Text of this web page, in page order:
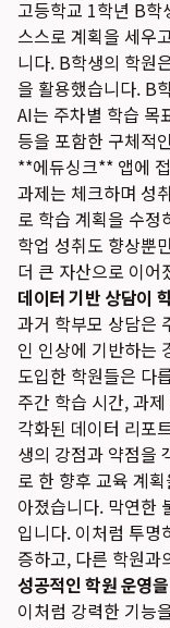
고등학교 1학년 B학
스스로 계획을 세우
니다. B학생의 학원
을 활용했습니다. B
AI는 주차별 학습 목
등을 포함한 구체적
**에듀싱크** 앱에
과제는 체크하며 성
로 학습 계획을 수정
학업 성취도 향상뿐
더 큰 자산으로 이어
데이터 기반 상담이
과거 학부모 상담은
인 인상에 기반하는
도입한 학원들은 다
주간 학습 시간, 과
각화된 데이터 리포
생의 강점과 약점을
로 한 향후 교육 계
아졌습니다. 막연한
입니다. 이처럼 투명
증하고, 다른 학원과
성공적인 학원 운영
이처럼 강력한 기능